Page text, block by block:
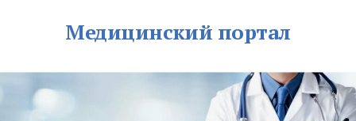
Медицинский портал